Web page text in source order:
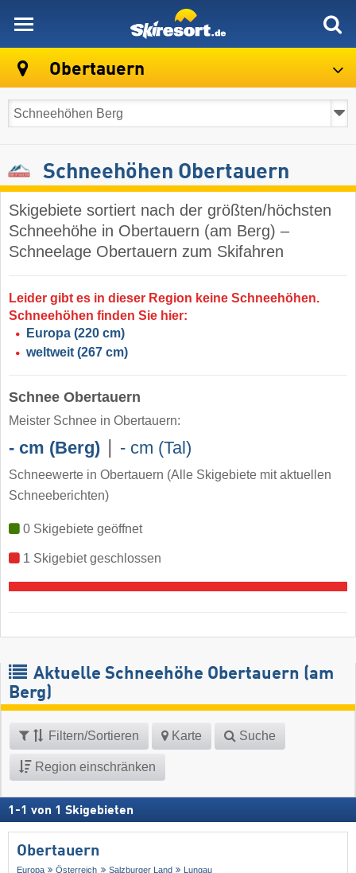
Obertauern
Schneehöhen Obertauern
Skigebiete sortiert nach der größten/höchsten
Schneehöhe in Obertauern (am Berg) –
Schneelage Obertauern zum Skifahren
Leider gibt es in dieser Region keine Schneehöhen.
Schneehöhen finden Sie hier:
Europa (220 cm)
weltweit (267 cm)
Schnee Obertauern
Meister Schnee in Obertauern:
- cm (Berg) | - cm (Tal)
Schneewerte in Obertauern (Alle Skigebiete mit aktuellen
Schneeberichten)
0 Skigebiete geöffnet
1 Skigebiet geschlossen
Aktuelle Schneehöhe Obertauern (am
Berg)
Filtern/Sortieren Karte Suche
Region einschränken
1 -1 von 1 Skigebieten
Obertauern
Europa Österreich Salzburger Land
Lungau